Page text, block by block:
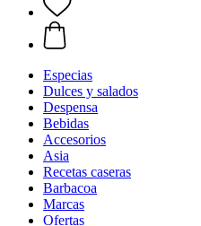
Especias
Dulces y salados
Despensa
Bebidas
Accesorios
Asia
Recetas caseras
Barbacoa
Marcas
Ofertas